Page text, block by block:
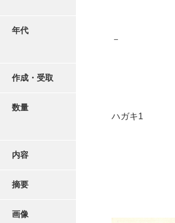
年代
－
作成・受取
数量
ハガキ1
内容
摘要
画像